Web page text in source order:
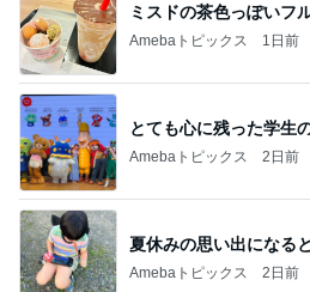
ミスドの茶色っぽいフ
Amebaトピックス 1日前
とても心に残った学生
Amebaトピックス 2日前
夏休みの思い出になる
Amebaトピックス 2日前